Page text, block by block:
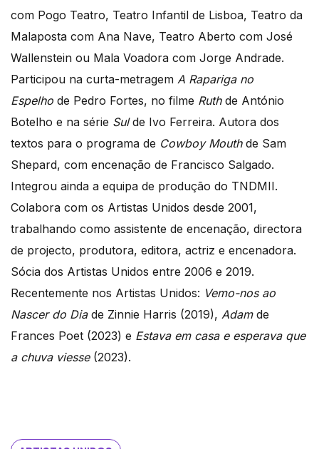
com Pogo Teatro, Teatro Infantil de Lisboa, Teatro da
Malaposta com Ana Nave, Teatro Aberto com José
Wallenstein ou Mala Voadora com Jorge Andrade.
Participou na curta-metragem A Rapariga no
Espelho de Pedro Fortes, no filme Ruthde António
Botelho e na série Sulde Ivo Ferreira. Autora dos
textos para o programa de Cowboy Mouth de Sam
Shepard, com encenação de Francisco Salgado.
Integrou ainda a equipa de produção do TNDMII.
Colabora com os Artistas Unidos desde 2001,
trabalhando como assistente de encenação, directora
de projecto, produtora, editora, actriz e encenadora.
Sócia dos Artistas Unidos entre 2006 e 2019.
Recentemente nos Artistas Unidos: Vemo-nos ao
Nascer do Diade Zinnie Harris (2019), Adamde
Frances Poet (2023) e Estava em casa e esperava que
a chuva viesse(2023).